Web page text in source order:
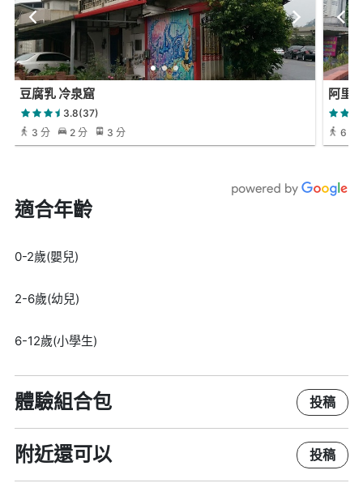
豆腐乳 冷泉窟
3.8(37)
3 分
2 分 3 分
阿里
6 分
適合年齡
0-2歲(嬰兒)
2-6歲(幼兒)
6-12歲(小學生)
體驗組合包 投稿
附近還可以 投稿